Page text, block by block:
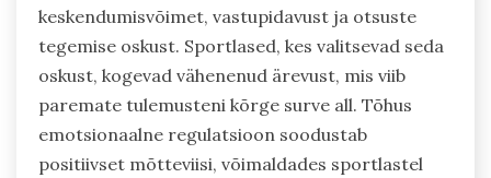
keskendumisvõimet, vastupidavust ja otsuste
tegemise oskust. Sportlased, kes valitsevad seda
oskust, kogevad vähenenud ärevust, mis viib
paremate tulemusteni kõrge surve all. Tõhus
emotsionaalne regulatsioon soodustab
positiivset mõtteviisi, võimaldades sportlastel